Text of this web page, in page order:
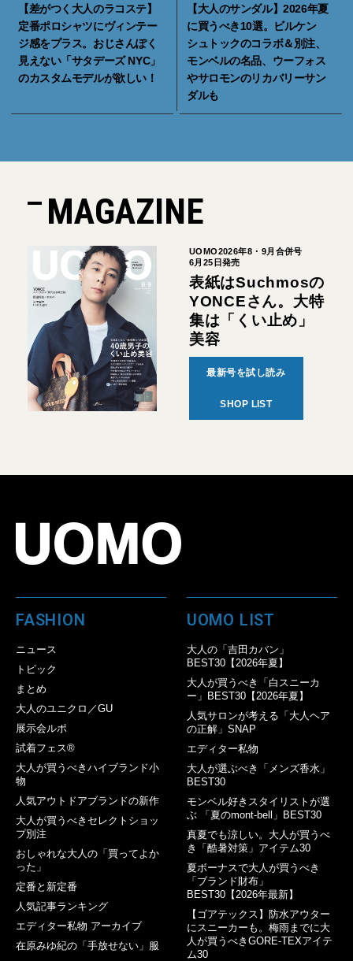
【差がつく大人のラコステ】
定番ポロシャツにヴィンテー
ジ感をプラス。おじさんぽく
見えない「サタデーズ NYC」
のカスタムモデルが欲しい！
【大人のサンダル】2026年夏
に買うべき10選。ビルケン
シュトックのコラボ＆別注、
モンベルの名品、ウーフォス
やサロモンのリカバリーサン
ダルも
MAGAZINE
UOMO2026年8・9月合併号
6月25日発売
表紙はSuchmosの
YONCEさん。大特
集は「くい止め」
美容
最新号を試し読み
SHOP LIST
FASHION
ニュース
トピック
まとめ
大人のユニクロ／GU
展示会ルポ
試着フェス®︎
大人が買うべきハイブランド小
物
人気アウトドアブランドの新作
大人が買うべきセレクトショッ
プ別注
おしゃれな大人の「買ってよか
った」
定番と新定番
人気記事ランキング
エディター私物 アーカイブ
在原みゆ紀の「手放せない」服
UOMO LIST
大人の「吉田カバン」
BEST30【2026年夏】
大人が買うべき「白スニーカ
ー」BEST30【2026年夏】
人気サロンが考える「大人ヘア
の正解」SNAP
エディター私物
大人が選ぶべき「メンズ香水」
BEST30
モンベル好きスタイリストが選
ぶ 「夏のmont-bell」BEST30
真夏でも涼しい。大人が買うべ
き「酷暑対策」アイテム30
夏ボーナスで大人が買うべき
「ブランド財布」
BEST30【2026年最新】
【ゴアテックス】防水アウター
にスニーカーも。梅雨までに大
人が買うべきGORE-TEXアイテ
ム30